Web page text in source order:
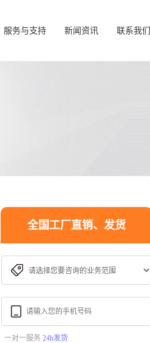
服务与支持 新闻资讯 联系我们
全国工厂直销、发货
一对一服务 24h发货